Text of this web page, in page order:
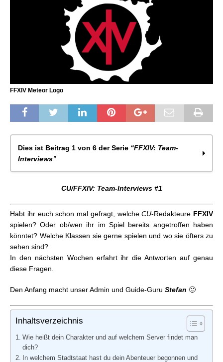
FFXIV Meteor Logo
Dies ist Beitrag 1 von 6 der Serie “FFXIV: Team-
Interviews”
CU/FFXIV: Team-Interviews #1
CU/FFXIV: Team-Interviews #3
CU/FFXIV: Team-Interviews #4
CU/FFXIV: Team-Interviews #5
CU/FFXIV: Team-Interviews #6
CU/FFXIV: Team-Interviews #1
Habt ihr euch schon mal gefragt, welcheCU-Redakteure FFXIV
spielen? Oder ob/wen ihr im Spiel bereits angetroffen haben
könntet? Welche Klassen sie gerne spielen und wo sie öfters zu
sehen sind?
In den nächsten Wochen erfahrt ihr die Antworten auf genau
diese Fragen.
Den Anfang macht unser Admin und Guide-Guru Stefan 🙂
Inhaltsverzeichnis
Wie heißt dein Charakter und auf welchem Server findet man
dich?
In welchem Stadtstaat hast du dein Abenteuer begonnen und